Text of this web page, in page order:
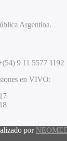
Argentina.
9 11 5577 1192
en VIVO:
por